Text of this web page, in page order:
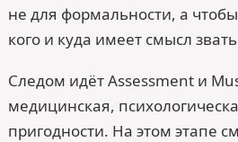
не для формальности, а
кого и куда имеет смысл
Следом идёт Assessment и
медицинская,
пригодности. На этом этапе